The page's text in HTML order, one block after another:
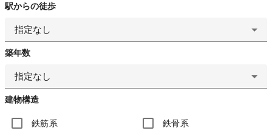
駅からの徒歩
指定なし
築年数
指定なし
建物構造
鉄筋系 鉄骨系